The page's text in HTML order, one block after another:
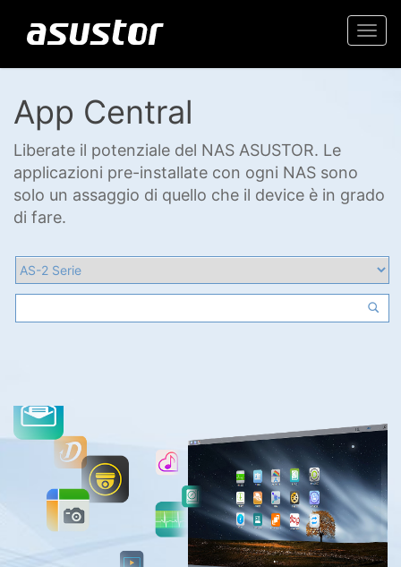
App Central
Liberate il potenziale del NAS ASUSTOR. Le
applicazioni pre-installate con ogni NAS sono
solo un assaggio di quello che il device è in grado
di fare.